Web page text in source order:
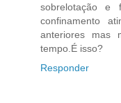
sobrelotação e
confinamento
anteriores mas
tempo.É isso?
Responder